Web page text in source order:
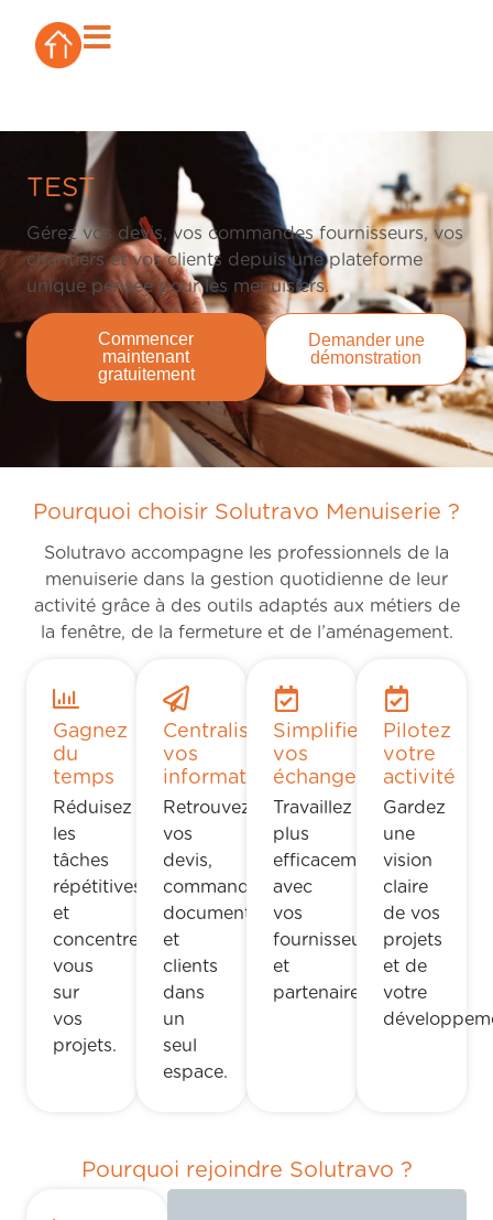
TEST
Gérez vos devis, vos commandes fournisseurs, vos
chantiers et vos clients depuis une plateforme
unique pensée pour les menuisiers.
Commencer
maintenant
gratuitement
Demander une
démonstration
Pourquoi choisir Solutravo Menuiserie ?
Solutravo accompagne les professionnels de la
menuiserie dans la gestion quotidienne de leur
activité grâce à des outils adaptés aux métiers de
la fenêtre, de la fermeture et de l’aménagement.
Gagnez
du
temps
Réduisez
les
tâches
répétitives
et
concentrez-
vous
sur
vos
projets.
Centralisez
vos
informations
Retrouvez
vos
devis,
commandes,
documents
et
clients
dans
un
seul
espace.
Simplifiez
vos
échanges
Travaillez
plus
efficacement
avec
vos
fournisseurs
et
partenaires.
Pilotez
votre
activité
Gardez
une
vision
claire
de vos
projets
et de
votre
Pourquoi rejoindre Solutravo ?